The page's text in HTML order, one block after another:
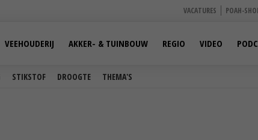
VACATURES POAH-
STIKSTOF DROOGTE THEMA'S
VEEHOUDERIJ AKKER- & TUINBOUW REGIO VIDEO